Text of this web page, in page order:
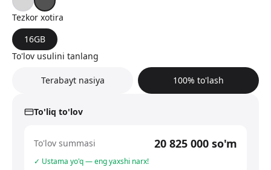
Tezkor xotira
16GB
To'lov usulini tanlang
Terabayt nasiya 100% to'lash
To'liq to'lov
To'lov summasi 20 825 000 so'm
✓ Ustama yo'q — eng yaxshi narx!